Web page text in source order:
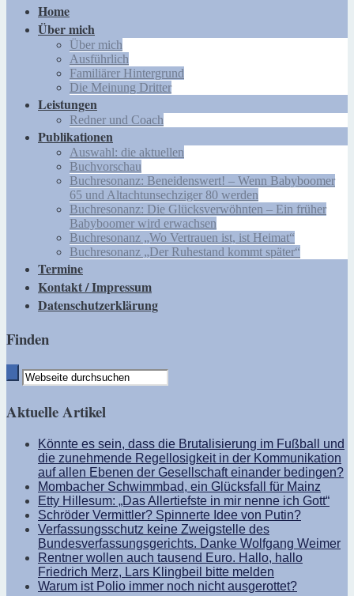
Home
Über mich
Über mich
Ausführlich
Familiärer Hintergrund
Die Meinung Dritter
Leistungen
Redner und Coach
Publikationen
Auswahl: die aktuellen
Buchvorschau
Buchresonanz: Beneidenswert! – Wenn Babyboomer
65 und Altachtunsechziger 80 werden
Buchresonanz: Die Glücksverwöhnten – Ein früher
Babyboomer wird erwachsen
Buchresonanz „Wo Vertrauen ist, ist Heimat“
Buchresonanz „Der Ruhestand kommt später“
Termine
Kontakt / Impressum
Datenschutzerklärung
Finden
Aktuelle Artikel
Könnte es sein, dass die Brutalisierung im Fußball und
die zunehmende Regellosigkeit in der Kommunikation
auf allen Ebenen der Gesellschaft einander bedingen?
Mombacher Schwimmbad, ein Glücksfall für Mainz
Etty Hillesum: „Das Allertiefste in mir nenne ich Gott“
Schröder Vermittler? Spinnerte Idee von Putin?
Verfassungsschutz keine Zweigstelle des
Bundesverfassungsgerichts. Danke Wolfgang Weimer
Rentner wollen auch tausend Euro. Hallo, hallo
Friedrich Merz, Lars Klingbeil bitte melden
Warum ist Polio immer noch nicht ausgerottet?